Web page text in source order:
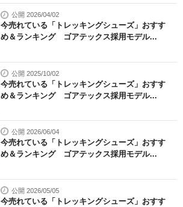
公開 2026/04/02
今売れている「トレッキングシューズ」おすす
め＆ランキング ゴアテックス採用モデル...
公開 2025/10/02
今売れている「トレッキングシューズ」おすす
め＆ランキング ゴアテックス採用モデル...
公開 2026/06/04
今売れている「トレッキングシューズ」おすす
め＆ランキング ゴアテックス採用モデル...
公開 2026/05/05
今売れている「トレッキングシューズ」おすす